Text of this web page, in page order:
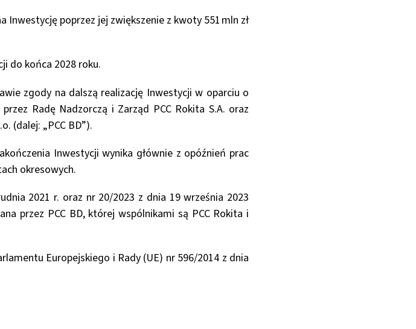
poprzez jej zwiększenie z kwoty 551 mln zł
do końca 2028 roku.
zgody na dalszą realizację Inwestycji w oparciu o
Radę Nadzorczą i Zarząd PCC Rokita S.A. oraz
(dalej: „PCC BD”).
Inwestycji wynika głównie z opóźnień prac
okresowych.
2021 r. oraz nr 20/2023 z dnia 19 września 2023
przez PCC BD, której wspólnikami są PCC Rokita i
Europejskiego i Rady (UE) nr 596/2014 z dnia